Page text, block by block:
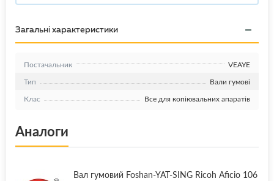
Загальні характеристики
Постачальник
VEAYE
Тип
Вали гумові
Клас
Все для копіювальних апаратів
Аналоги
Вал гумовий Foshan-YAT-SING Ricoh Aficio 106